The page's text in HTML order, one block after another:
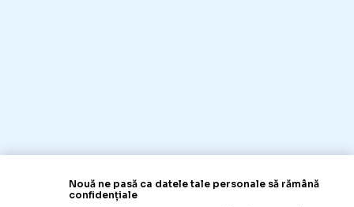
Nouă ne pasă ca datele tale personale să rămână
confidențiale